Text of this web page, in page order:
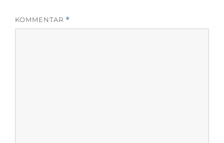
KOMMENTAR *